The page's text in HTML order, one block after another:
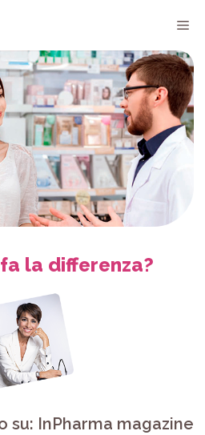
la differenza?
InPharma magazine